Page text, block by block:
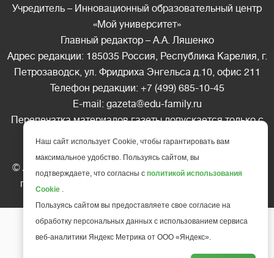
Учредитель – Инновационный образовательный центр
«Мой университет»
Главный редактор – А.А. Ляшенко
Адрес редакции: 185035 Россия, Республика Карелия, г.
Петрозаводск, ул. Фридриха Энгельса д.10, офис 211
Телефон редакции: +7 (499) 685-10-45
E-mail: gazeta@edu-family.ru
Перепечатка материалов газеты допускается только c
письменного разрешения редакции
Ссылка на «Газету педагогов» обязательна.
© АНО ДПО "Инновационный образовательный центр
повышения квалификации и переподготовки "
Наш сайт использует Cookie, чтобы гарантировать вам
максимальное удобство. Пользуясь сайтом, вы
подтверждаете, что согласны с политикой использования
Cookie .
Пользуясь сайтом вы предоставляете свое согласие на
обработку персональных данных с использованием сервиса
веб-аналитики Яндекс Метрика от ООО «Яндекс».